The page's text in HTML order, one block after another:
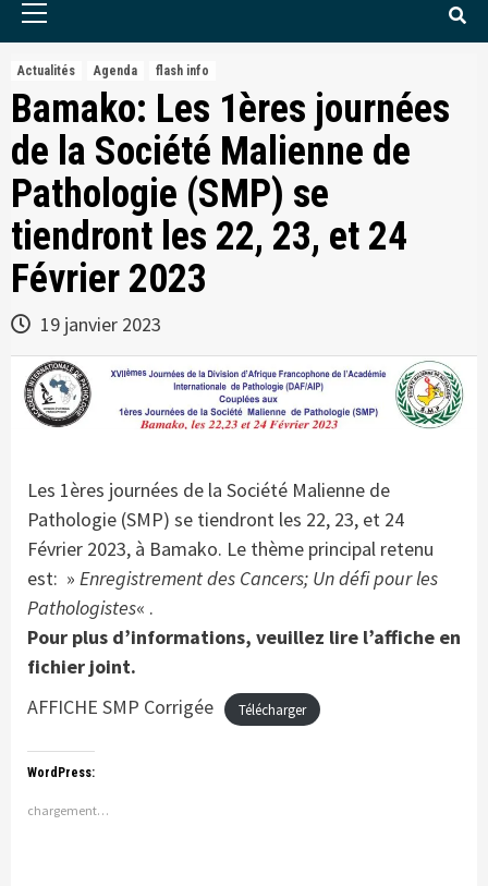
Actualités Agenda flash info
Bamako: Les 1ères journées
de la Société Malienne de
Pathologie (SMP) se
tiendront les 22, 23, et 24
Février 2023
19 janvier 2023
Les 1ères journées de la Société Malienne de
Pathologie (SMP) se tiendront les 22, 23, et 24
Février 2023, à Bamako. Le thème principal retenu
est: » Enregistrement des Cancers; Un défi pour les
Pathologistes« .
Pour plus d’informations, veuillez lire l’affiche en
fichier joint.
AFFICHE SMP Corrigée
Télécharger
WordPress:
chargement…